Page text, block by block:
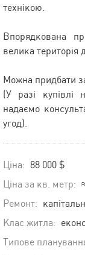
технікою.
Впорядкована
велика територія
Можна придбати
(У разі купівлі
надаємо
угод).
Ціна: 88 000 $
Ціна за кв. метр:
Ремонт:
Клас житла:
Типове